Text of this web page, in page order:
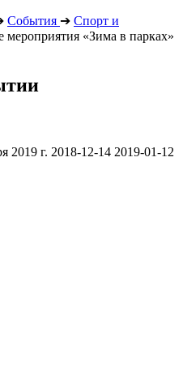
События ➔ Спорт и
мероприятия «Зима в парках»
2019 г. 2018-12-14 2019-01-12